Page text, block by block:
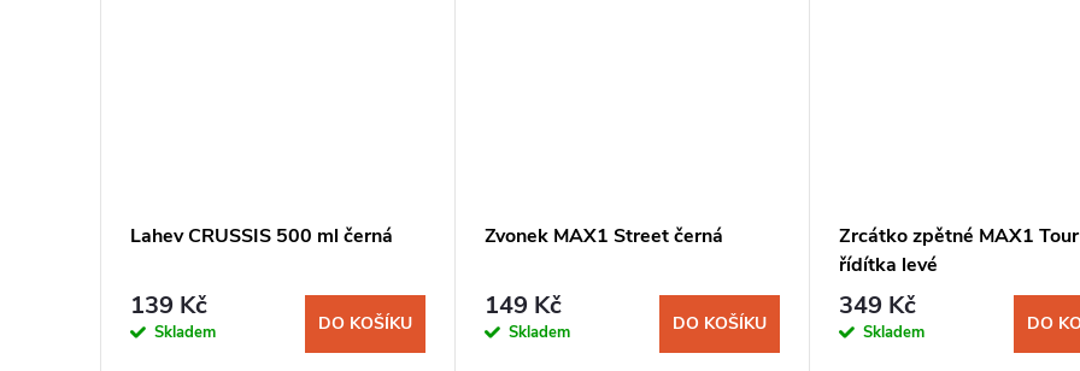
Lahev CRUSSIS 500 ml černá
139 Kč
Skladem DO KOŠÍKU
Zvonek MAX1 Street černá
149 Kč
Skladem DO KOŠÍKU
Zrcátko zpětné MAX1
řídítka levé
349 Kč
Skladem DO